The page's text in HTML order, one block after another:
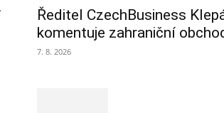
Ředitel CzechBusiness
komentuje zahraniční
7. 8. 2026